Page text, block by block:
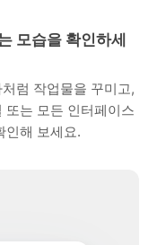
모습을 확인하세
럼 작업물을 꾸미고,
또는 모든 인터페이스
인해 보세요.